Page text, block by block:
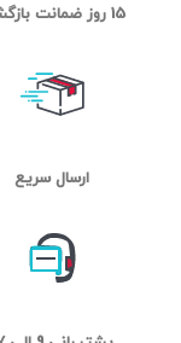
15 روز ضمانت بازگشت
ارسال سریع